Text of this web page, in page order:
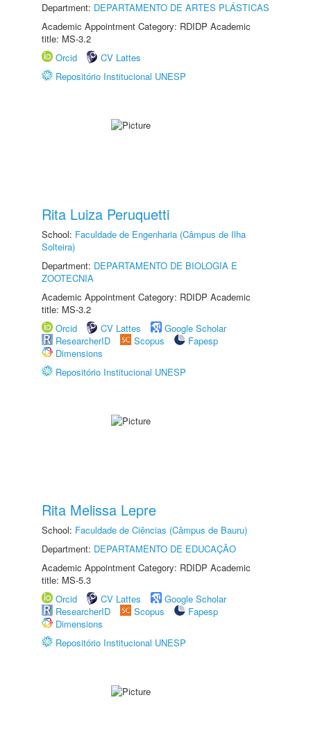
Department: DEPARTAMENTO DE ARTES PLÁSTICAS
Academic Appointment Category: RDIDP Academic
title: MS-3.2
Orcid
CV Lattes
Repositório Institucional UNESP
Rita Luiza Peruquetti
School: Faculdade de Engenharia (Câmpus de Ilha
Solteira)
Department: DEPARTAMENTO DE BIOLOGIA E
ZOOTECNIA
Academic Appointment Category: RDIDP Academic
title: MS-3.2
Orcid
CV Lattes
Google Scholar
ResearcherID
Scopus
Fapesp
Dimensions
Repositório Institucional UNESP
Rita Melissa Lepre
School: Faculdade de Ciências (Câmpus de Bauru)
Department: DEPARTAMENTO DE EDUCAÇÃO
Academic Appointment Category: RDIDP Academic
title: MS-5.3
Orcid
CV Lattes
Google Scholar
ResearcherID
Scopus
Fapesp
Dimensions
Repositório Institucional UNESP